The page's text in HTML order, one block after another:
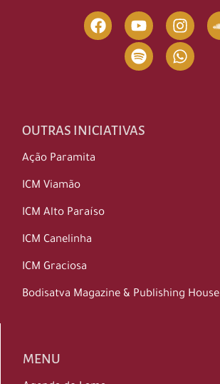
OUTRAS INICIATIVAS
Ação Paramita
ICM Viamão
ICM Alto Paraíso
ICM Canelinha
ICM Graciosa
Bodisatva Magazine & Publishing House
MENU